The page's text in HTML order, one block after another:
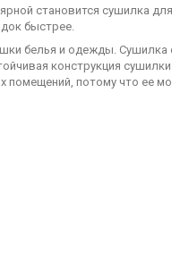
становится сушилка
быстрее.
белья и одежды.
конструкция
помещений, потому что ее